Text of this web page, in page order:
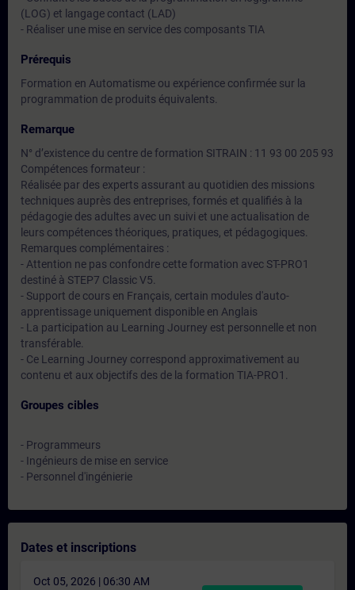
(LOG) et langage contact (LAD)
- Réaliser une mise en service des composants TIA
Prérequis
Formation en Automatisme ou expérience confirmée sur la
programmation de produits équivalents.
Remarque
N° d’existence du centre de formation SITRAIN : 11 93 00 205 93
Compétences formateur :
Réalisée par des experts assurant au quotidien des missions
techniques auprès des entreprises, formés et qualifiés à la
pédagogie des adultes avec un suivi et une actualisation de
leurs compétences théoriques, pratiques, et pédagogiques.
Remarques complémentaires :
- Attention ne pas confondre cette formation avec ST-PRO1
destiné à STEP7 Classic V5.
- Support de cours en Français, certain modules d'auto-
apprentissage uniquement disponible en Anglais
- La participation au Learning Journey est personnelle et non
transférable.
- Ce Learning Journey correspond approximativement au
contenu et aux objectifs des de la formation TIA-PRO1.
Groupes cibles
- Programmeurs
- Ingénieurs de mise en service
- Personnel d'ingénierie
Dates et inscriptions
Oct 05, 2026 | 06:30 AM